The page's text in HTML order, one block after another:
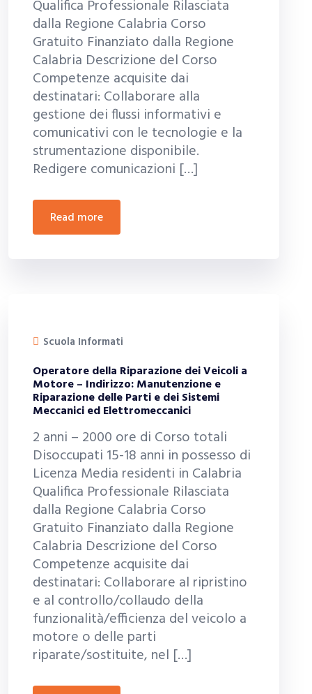
Qualifica Professionale Rilasciata
dalla Regione Calabria Corso
Gratuito Finanziato dalla Regione
Calabria Descrizione del Corso
Competenze acquisite dai
destinatari: Collaborare alla
gestione dei flussi informativi e
comunicativi con le tecnologie e la
strumentazione disponibile.
Redigere comunicazioni […]
read more
Scuola Informati
Operatore della Riparazione dei Veicoli a
Motore – Indirizzo: Manutenzione e
Riparazione delle Parti e dei Sistemi
Meccanici ed Elettromeccanici
2 anni – 2000 ore di Corso totali
Disoccupati 15-18 anni in possesso di
Licenza Media residenti in Calabria
Qualifica Professionale Rilasciata
dalla Regione Calabria Corso
Gratuito Finanziato dalla Regione
Calabria Descrizione del Corso
Competenze acquisite dai
destinatari: Collaborare al ripristino
e al controllo/collaudo della
funzionalità/efficienza del veicolo a
motore o delle parti
riparate/sostituite, nel […]